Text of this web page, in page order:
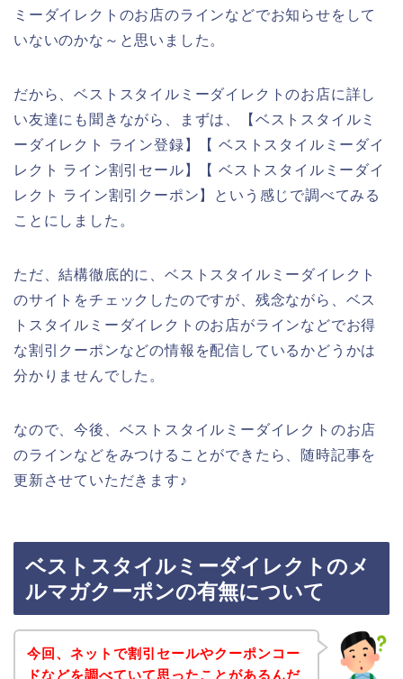
ミーダイレクトのお店のラインなどでお知らせをして
いないのかな～と思いました。
だから、ベストスタイルミーダイレクトのお店に詳し
い友達にも聞きながら、まずは、【ベストスタイルミ
ーダイレクト ライン登録】【 ベストスタイルミーダイ
レクト ライン割引セール】【 ベストスタイルミーダイ
レクト ライン割引クーポン】という感じで調べてみる
ことにしました。
ただ、結構徹底的に、ベストスタイルミーダイレクト
のサイトをチェックしたのですが、残念ながら、ベス
トスタイルミーダイレクトのお店がラインなどでお得
な割引クーポンなどの情報を配信しているかどうかは
分かりませんでした。
なので、今後、ベストスタイルミーダイレクトのお店
のラインなどをみつけることができたら、随時記事を
更新させていただきます♪
ベストスタイルミーダイレクトのメ
ルマガクーポンの有無について
今回、ネットで割引セールやクーポンコー
ドなどを調べていて思ったことがあるんだ